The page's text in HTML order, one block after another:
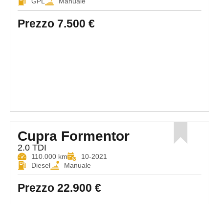
Prezzo 7.500 €
Cupra Formentor
2.0 TDI
110.000 km
10-2021
Diesel
Manuale
Prezzo 22.900 €